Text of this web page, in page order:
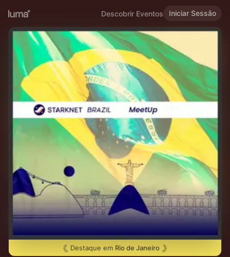
Descobrir Eventos Iniciar Sessão
Destaque em Rio de Janeiro